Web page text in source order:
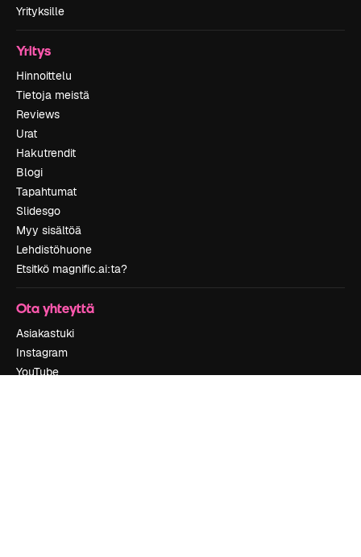
Yrityksille
Yritys
Hinnoittelu
Tietoja meistä
Reviews
Urat
Hakutrendit
Blogi
Tapahtumat
Slidesgo
Myy sisältöä
Lehdistöhuone
Etsitkö magnific.ai:ta?
Ota yhteyttä
Asiakastuki
Instagram
YouTube